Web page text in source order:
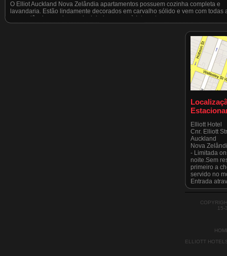
O Elliot Auckland Nova Zelândia apartamentos possuem cozinha completa e
lavandaria. Estão lindamente decorados em carvalho sólido e vem com todas
conveniências modernas, incluindo acesso à Internet.
Elliott Hotel
Cnr. Elliott
Auckland
Nova
- Limitada
noite.Sem
primeiro a
servido no
Entrada
canto
todas as 15-
ELLIOTT